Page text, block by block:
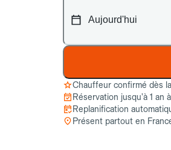
Chauffeur confirmé dès
Réservation jusqu’à 1 an
Replanification
Présent partout en